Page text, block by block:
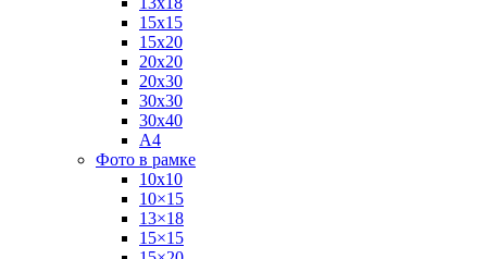
15х15
15х20
20х20
20х30
30х30
30х40
А4
Фото в рамке
10х10
10×15
13×18
15×15